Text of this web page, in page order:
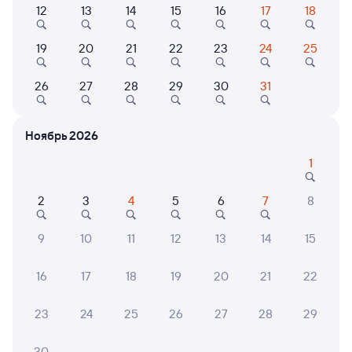
150А Проходящий 7
Санкт-Петербург
14:20 16:04
Маршрут
Плацкарт
от 4 ⁠079 ⁠₽
Купе
4 ⁠325 ⁠₽
Выберите дату
12 13 14 15 16 17 18
19 20 21 22 23 24 25
26 27 28 29 30 31
Ноябрь 2026
1
2 3 4 5 6 7 8
9 10 11 12 13 14 15
16 17 18 19 20 21 22
23 24 25 26 27 28 29